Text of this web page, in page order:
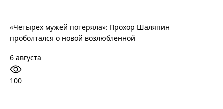
«Четырех мужей потеряла»: Прохор Шаляпин
проболтался о новой возлюбленной
6 августа
100